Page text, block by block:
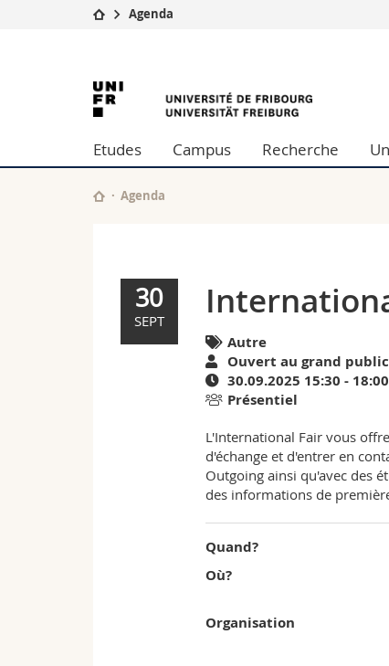
Etudes
Campus
Université
Formation continue
Agenda
International
Fair
|
Agenda
l'University
Etudes Campus Recherche
Agenda
30
SEPT
Autre
Ouvert au grand public
30.09.2025 15:30 - 18:00
Présentiel
L'International Fair vous
d'échange et d'entrer en
Outgoing ainsi qu'avec des
des informations de
Quand?
Où?
Organisation